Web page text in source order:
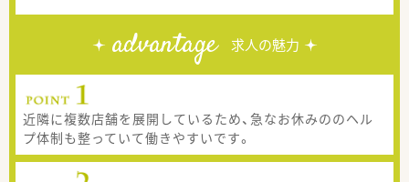
advantage 求人の魅力
近隣に複数店舗を展開しているため、急なお休みののヘル
プ体制も整っていて働きやすいです。